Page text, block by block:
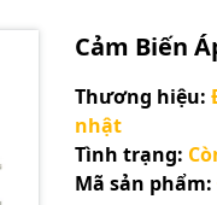
Cảm Biến
Thương hiệu:
nhật
Tình trạng:
Mã sản phẩm:
Mã giảm giá: